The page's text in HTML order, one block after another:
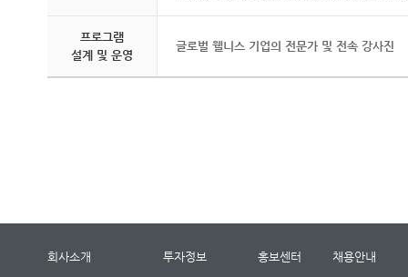
프로그램
설계 및 운영
글로벌 웰니스 기업의 전문가 및 전속 강사진
회사소개 투자정보 홍보센터 채용안내